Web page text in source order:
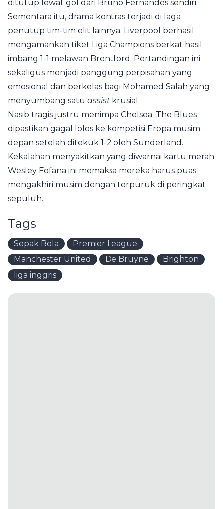
ditutup lewat gol dari Bruno Fernandes sendiri.
Sementara itu, drama kontras terjadi di laga
penutup tim-tim elit lainnya. Liverpool berhasil
mengamankan tiket Liga Champions berkat hasil
imbang 1-1 melawan Brentford. Pertandingan ini
sekaligus menjadi panggung perpisahan yang
emosional dan berkelas bagi Mohamed Salah yang
menyumbang satu assist krusial.
Nasib tragis justru menimpa Chelsea. The Blues
dipastikan gagal lolos ke kompetisi Eropa musim
depan setelah ditekuk 1-2 oleh Sunderland.
Kekalahan menyakitkan yang diwarnai kartu merah
Wesley Fofana ini memaksa mereka harus puas
mengakhiri musim dengan terpuruk di peringkat
sepuluh.
Tags
Sepak Bola
Premier League
Manchester United
De Bruyne
Brighton
liga inggris